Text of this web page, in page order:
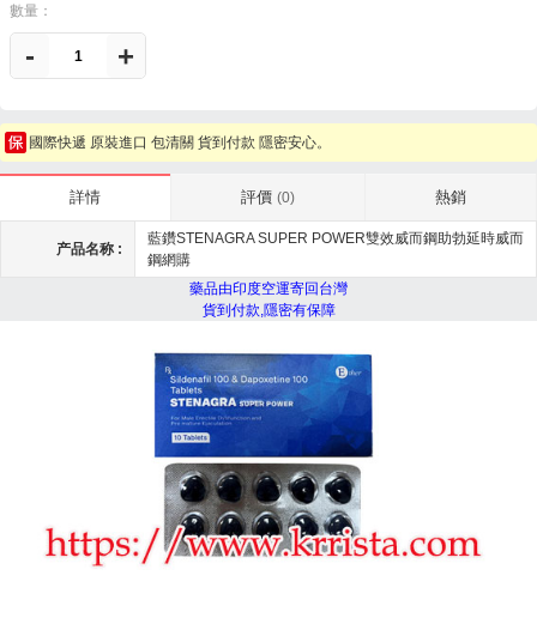
數量：
- +
國際快遞 原裝進口 包清關 貨到付款 隱密安心。
詳情 評價 (0) 熱銷
产品名称 :
藍鑽STENAGRA SUPER POWER雙效威而鋼助勃延時威而
鋼網購
藥品由印度空運寄回台灣
貨到付款,隱密有保障